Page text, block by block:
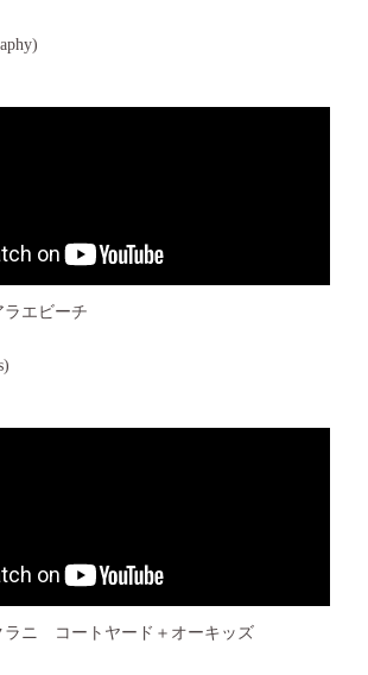
ラエビーチ
ラニ コートヤード＋オーキッズ